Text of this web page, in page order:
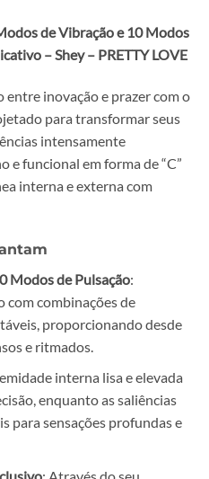
de Vibração e 10 Modos
– Shey – PRETTY LOVE
inovação e prazer com o
para transformar seus
intensamente
e funcional em forma de “C”
interna e externa com
Modos de Pulsação:
com combinações de
proporcionando desde
e ritmados.
interna lisa e elevada
enquanto as saliências
para sensações profundas e